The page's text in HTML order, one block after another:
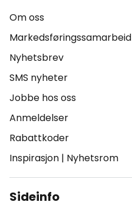
Om oss
Markedsføringssamarbeid
Nyhetsbrev
SMS nyheter
Jobbe hos oss
Anmeldelser
Rabattkoder
Inspirasjon | Nyhetsrom
Sideinfo